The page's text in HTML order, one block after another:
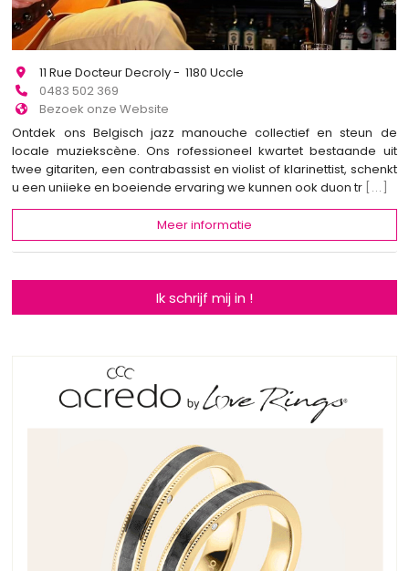
11 Rue Docteur Decroly - 1180 Uccle
0483 502 369
Bezoek onze Website
Ontdek ons Belgisch jazz manouche collectief en steun de
locale muziekscène. Ons rofessioneel kwartet bestaande uit
twee gitariten, een contrabassist en violist of klarinettist, schenkt
u een uniieke en boeiende ervaring we kunnen ook duon tr [...]
Meer informatie
Ik schrijf mij in !